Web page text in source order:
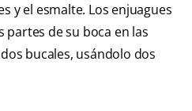
y el esmalte. Los enjuagues
de su boca en las
bucales, usándolo dos